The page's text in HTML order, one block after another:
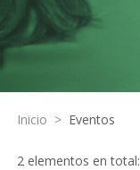
Inicio > Eventos
2 elementos en total: